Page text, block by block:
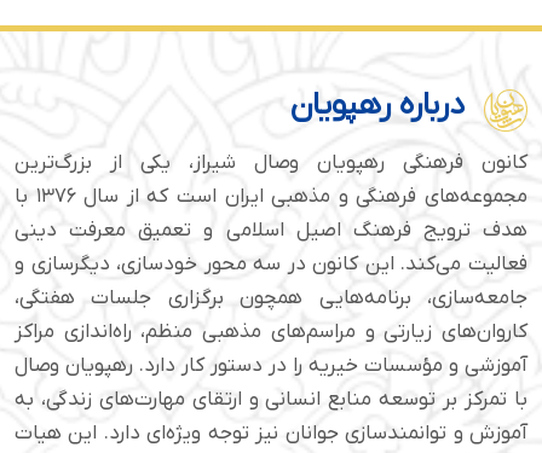
درباره رهپویان
کانون فرهنگی رهپویان وصال شیراز، یکی از بزرگ‌ترین
مجموعه‌های فرهنگی و مذهبی ایران است که از سال ۱۳۷۶ با
هدف ترویج فرهنگ اصیل اسلامی و تعمیق معرفت دینی
فعالیت می‌کند. این کانون در سه محور خودسازی، دیگرسازی و
جامعه‌سازی، برنامه‌هایی همچون برگزاری جلسات هفتگی،
کاروان‌های زیارتی و مراسم‌های مذهبی منظم، راه‌اندازی مراکز
آموزشی و مؤسسات خیریه را در دستور کار دارد. رهپویان وصال
با تمرکز بر توسعه منابع انسانی و ارتقای مهارت‌های زندگی، به
آموزش و توانمندسازی جوانان نیز توجه ویژه‌ای دارد. این هیات